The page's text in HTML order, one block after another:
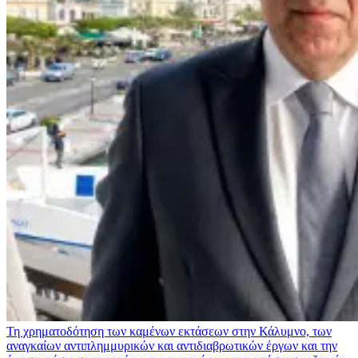
Τη χρηματοδότηση των καμένων εκτάσεων στην Κάλυμνο, των
αναγκαίων αντιπλημμυρικών και αντιδιαβρωτικών έργων και την